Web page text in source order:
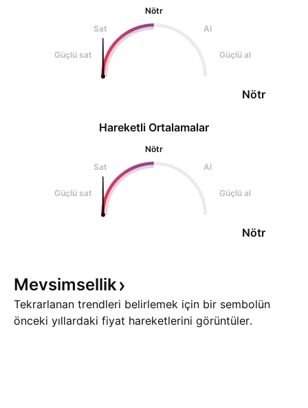
Nötr
Sat
Al
Güçlü sat Güçlü al
Nötr
Hareketli Ortalamalar
Nötr
Sat
Al
Güçlü sat Güçlü al
Nötr
Mevsimsellik
Tekrarlanan trendleri belirlemek için bir sembolün
önceki yıllardaki fiyat hareketlerini görüntüler.